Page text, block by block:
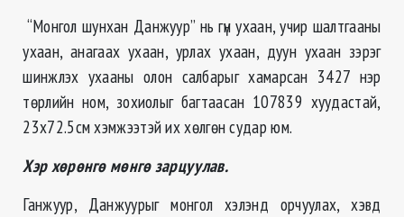
“Монгол шунхан Данжуур” нь гүн ухаан, учир шалтгааны
ухаан, анагаах ухаан, урлах ухаан, дуун ухаан зэрэг
шинжлэх ухааны олон салбарыг хамарсан 3427 нэр
төрлийн ном, зохиолыг багтаасан 107839 хуудастай,
23х72.5см хэмжээтэй их хөлгөн судар юм.
Хэр хөрөнгө мөнгө зарцуулав.
Ганжуур, Данжуурыг монгол хэлэнд орчуулах, хэвд